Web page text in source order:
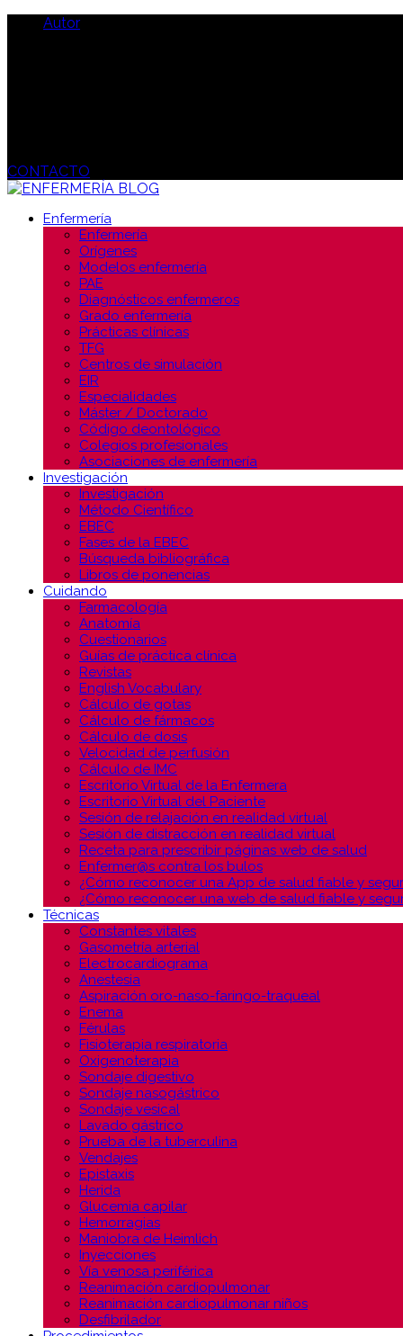
Autor
CONTACTO
Enfermería
Enfermería
Orígenes
Modelos enfermería
PAE
Diagnósticos enfermeros
Grado enfermería
Prácticas clínicas
TFG
Centros de simulación
EIR
Especialidades
Máster / Doctorado
Código deontológico
Colegios profesionales
Asociaciones de enfermería
Investigación
Investigación
Método Científico
EBEC
Fases de la EBEC
Búsqueda bibliográfica
Libros de ponencias
Cuidando
Farmacología
Anatomía
Cuestionarios
Guías de práctica clínica
Revistas
English Vocabulary
Cálculo de gotas
Cálculo de fármacos
Cálculo de dosis
Velocidad de perfusión
Cálculo de IMC
Escritorio Virtual de la Enfermera
Escritorio Virtual del Paciente
Sesión de relajación en realidad virtual
Sesión de distracción en realidad virtual
Receta para prescribir páginas web de salud
Enfermer@s contra los bulos
¿Cómo reconocer una App de salud fiable y
¿Cómo reconocer una web de salud fiable y
Técnicas
Constantes vitales
Gasometría arterial
Electrocardiograma
Anestesia
Aspiración oro-naso-faringo-traqueal
Enema
Férulas
Fisioterapia respiratoria
Oxigenoterapia
Sondaje digestivo
Sondaje nasogástrico
Sondaje vesical
Lavado gástrico
Prueba de la tuberculina
Vendajes
Epistaxis
Herida
Glucemia capilar
Hemorragias
Maniobra de Heimlich
Inyecciones
Vía venosa periférica
Reanimación cardiopulmonar
Reanimación cardiopulmonar niños
Desfibrilador